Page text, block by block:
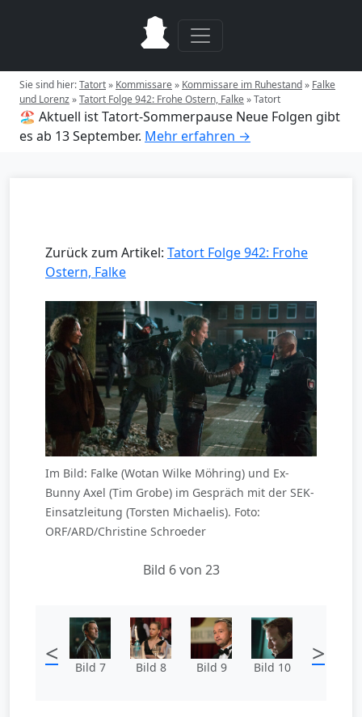
Sie sind hier:Tatort» Kommissare» Kommissare im Ruhestand» Falke
und Lorenz»Tatort Folge 942: Frohe Ostern, Falke»Tatort
🏖️ Aktuell ist Tatort-Sommerpause Neue Folgen gibt
es ab 13 September. Mehr erfahren →
Zurück zum Artikel: Tatort Folge 942: Frohe
Ostern, Falke
Im Bild: Falke (Wotan Wilke Möhring) und Ex-
Bunny Axel (Tim Grobe) im Gespräch mit der SEK-
Einsatzleitung (Torsten Michaelis). Foto:
ORF/ARD/Christine Schroeder
Bild 6 von 23
< Bild 7 Bild 8 Bild 9 Bild 10 >